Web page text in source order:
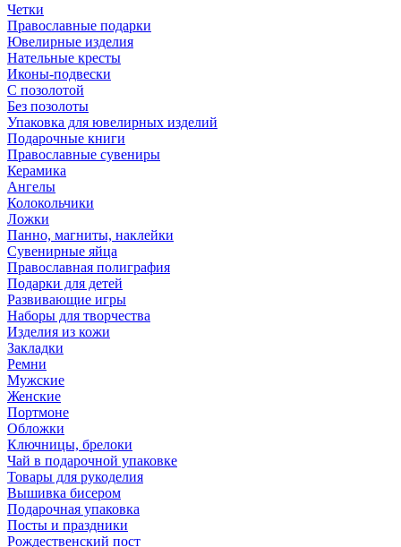
Четки
Православные подарки
Ювелирные изделия
Нательные кресты
Иконы-подвески
С позолотой
Без позолоты
Упаковка для ювелирных изделий
Подарочные книги
Православные сувениры
Керамика
Ангелы
Колокольчики
Ложки
Панно, магниты, наклейки
Сувенирные яйца
Православная полиграфия
Подарки для детей
Развивающие игры
Наборы для творчества
Изделия из кожи
Закладки
Ремни
Мужские
Женские
Портмоне
Обложки
Ключницы, брелоки
Чай в подарочной упаковке
Товары для рукоделия
Вышивка бисером
Подарочная упаковка
Посты и праздники
Рождественский пост